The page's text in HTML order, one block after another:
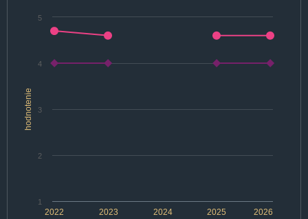
hodnotenie
2022 2024 2026
2023 2025
1
2
3
4
5